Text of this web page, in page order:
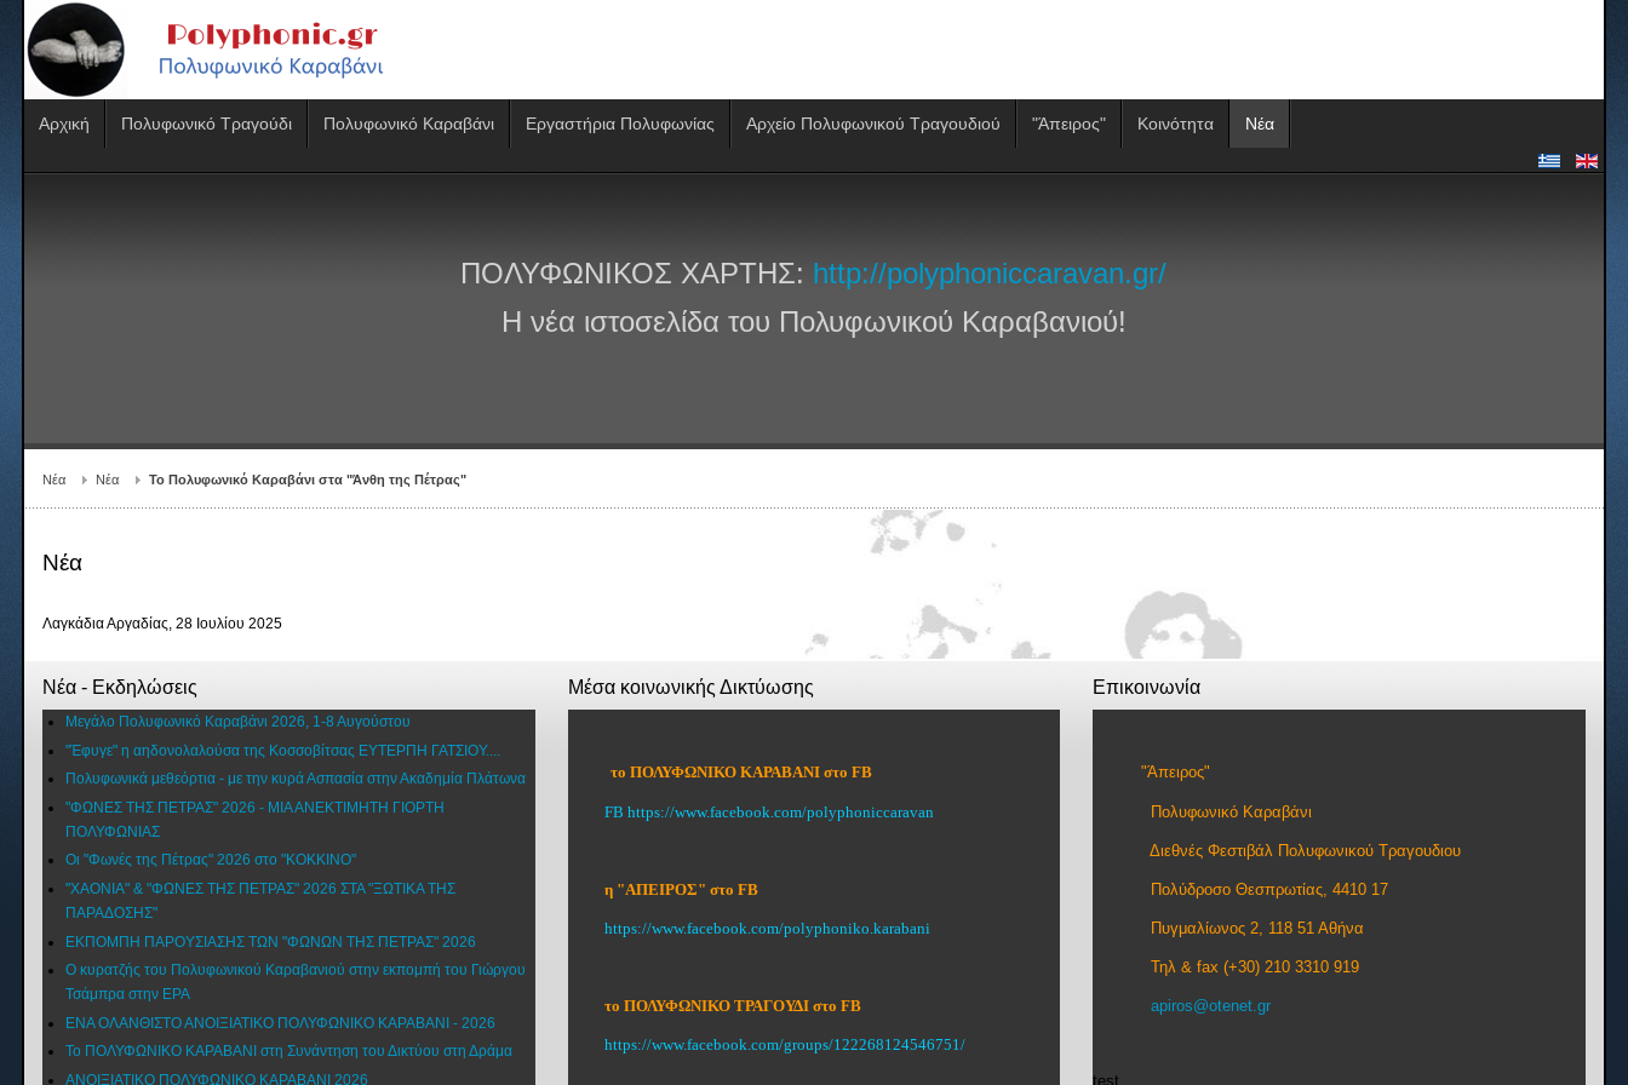
Αρχική Πολυφωνικό Τραγούδι Πολυφωνικό Καραβάνι Εργαστήρια Πολυφωνίας Αρχείο Πολυφωνικού Τραγουδιού "Άπειρος" Κοινότητα Νέα
ΠΟΛΥΦΩΝΙΚΟΣ ΧΑΡΤΗΣ: http://polyphoniccaravan.gr/
Η νέα ιστοσελίδα του Πολυφωνικού Καραβανιού!
Νέα Νέα Το Πολυφωνικό Καραβάνι στα "Άνθη της Πέτρας"
Νέα
Λαγκάδια Αργαδίας, 28 Ιουλίου 2025
Νέα - Εκδηλώσεις
Μεγάλο Πολυφωνικό Καραβάνι 2026, 1-8 Αυγούστου
"Έφυγε" η αηδονολαλούσα της Κοσσοβίτσας ΕΥΤΕΡΠΗ ΓΑΤΣΙΟΥ....
Πολυφωνικά μεθεόρτια - με την κυρά Ασπασία στην Ακαδημία Πλάτωνα
"ΦΩΝΕΣ ΤΗΣ ΠΕΤΡΑΣ" 2026 - ΜΙΑ ΑΝΕΚΤΙΜΗΤΗ ΓΙΟΡΤΗ
ΠΟΛΥΦΩΝΙΑΣ
Οι "Φωνές της Πέτρας" 2026 στο "ΚΟΚΚΙΝΟ"
"XAONIA" & "ΦΩΝΕΣ ΤΗΣ ΠΕΤΡΑΣ" 2026 ΣΤΑ "ΞΩΤΙΚΑ ΤΗΣ
ΠΑΡΑΔΟΣΗΣ"
ΕΚΠΟΜΠΗ ΠΑΡΟΥΣΙΑΣΗΣ ΤΩΝ "ΦΩΝΩΝ ΤΗΣ ΠΕΤΡΑΣ" 2026
Ο κυρατζής του Πολυφωνικού Καραβανιού στην εκπομπή του Γιώργου
Τσάμπρα στην ΕΡΑ
ΕΝΑ ΟΛΑΝΘΙΣΤΟ ΑΝΟΙΞΙΑΤΙΚΟ ΠΟΛΥΦΩΝΙΚΟ ΚΑΡΑΒΑΝΙ - 2026
Το ΠΟΛΥΦΩΝΙΚΟ ΚΑΡΑΒΑΝΙ στη Συνάντηση του Δικτύου στη Δράμα
ΑΝΟΙΞΙΑΤΙΚΟ ΠΟΛΥΦΩΝΙΚΟ ΚΑΡΑΒΑΝΙ 2026
Μέσα κοινωνικής Δικτύωσης
το ΠΟΛΥΦΩΝΙΚΟ ΚΑΡΑΒΑΝΙ στο FB
FB https://www.facebook.com/polyphoniccaravan
η "ΑΠΕΙΡΟΣ" στο FB
https://www.facebook.com/polyphoniko.karabani
το ΠΟΛΥΦΩΝΙΚΟ ΤΡΑΓΟΥΔΙ στο FB
https://www.facebook.com/groups/122268124546751/
Επικοινωνία
"Άπειρος"
Πολυφωνικό Καραβάνι
Διεθνές Φεστιβάλ Πολυφωνικού Τραγουδιου
Πολύδροσο Θεσπρωτίας, 4410 17
Πυγμαλίωνος 2, 118 51 Αθήνα
Τηλ & fax (+30) 210 3310 919
apiros@otenet.gr
test